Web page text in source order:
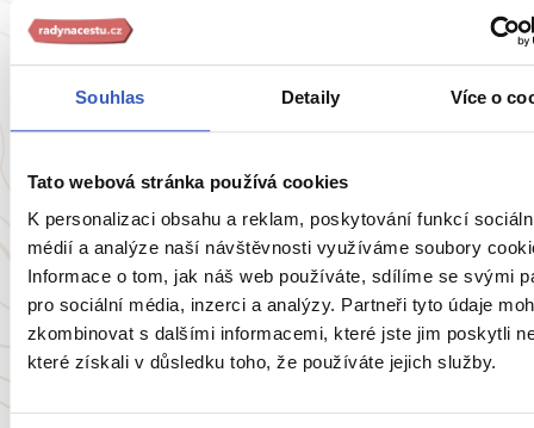
Souhlas Detaily Více o
Tato webová stránka používá cookies
K personalizaci obsahu a reklam, poskytování funkcí
médií a analýze naší návštěvnosti využíváme soubory
Informace o tom, jak náš web používáte, sdílíme se svými
pro sociální média, inzerci a analýzy. Partneři tyto údaje
zkombinovat s dalšími informacemi, které jste jim poskytli
které získali v důsledku toho, že používáte jejich služby.
Víte, že...
14 zvířecích bizarností v Dubaji: nejdražší
robotický velbloud
6568 přečtení
Zobrazit všechny články o Spojeným arabským